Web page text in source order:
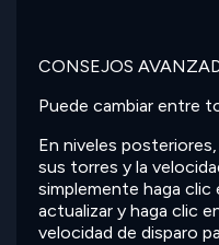
CONSEJOS
Puede cambiar entre
En niveles
sus torres y la
simplemente haga clic
actualizar y haga clic
velocidad de disparo